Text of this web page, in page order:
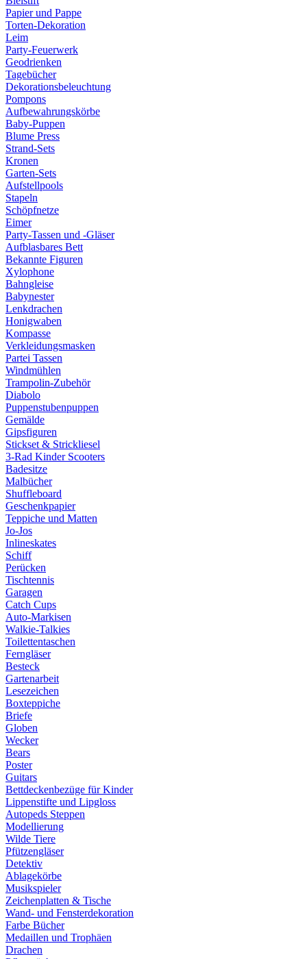
Papier und Pappe
Torten-Dekoration
Leim
Party-Feuerwerk
Geodrienken
Tagebücher
Dekorationsbeleuchtung
Pompons
Aufbewahrungskörbe
Baby-Puppen
Blume Press
Strand-Sets
Kronen
Garten-Sets
Aufstellpools
Stapeln
Schöpfnetze
Eimer
Party-Tassen und -Gläser
Aufblasbares Bett
Bekannte Figuren
Xylophone
Bahngleise
Babynester
Lenkdrachen
Honigwaben
Kompasse
Verkleidungsmasken
Partei Tassen
Windmühlen
Trampolin-Zubehör
Diabolo
Puppenstubenpuppen
Gemälde
Gipsfiguren
Stickset & Strickliesel
3-Rad Kinder Scooters
Badesitze
Malbücher
Shuffleboard
Geschenkpapier
Teppiche und Matten
Jo-Jos
Inlineskates
Schiff
Perücken
Tischtennis
Garagen
Catch Cups
Auto-Markisen
Walkie-Talkies
Toilettentaschen
Ferngläser
Besteck
Gartenarbeit
Lesezeichen
Boxteppiche
Briefe
Globen
Wecker
Bears
Poster
Guitars
Bettdeckenbezüge für Kinder
Lippenstifte und Lipgloss
Autopeds Steppen
Modellierung
Wilde Tiere
Pfützengläser
Detektiv
Ablagekörbe
Musikspieler
Zeichenplatten & Tische
Wand- und Fensterdekoration
Farbe Bücher
Medaillen und Trophäen
Drachen